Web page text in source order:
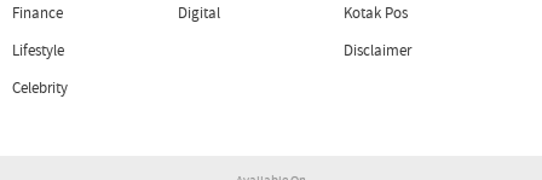
Finance
Lifestyle
Celebrity
Digital
Kotak Pos
Disclaimer